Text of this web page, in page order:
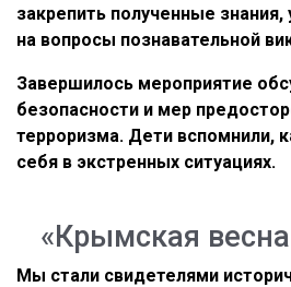
закрепить полученные знания,
на вопросы познавательной
Завершилось мероприятие
безопасности и мер
терроризма. Дети вспомнили,
себя в экстренных ситуациях.
«Крымская
Мы стали свидетелями